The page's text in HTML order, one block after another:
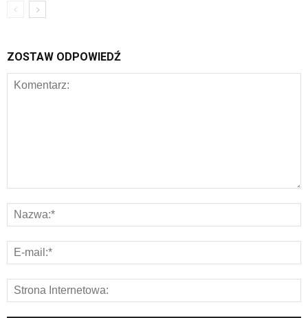
ZOSTAW ODPOWIEDŹ